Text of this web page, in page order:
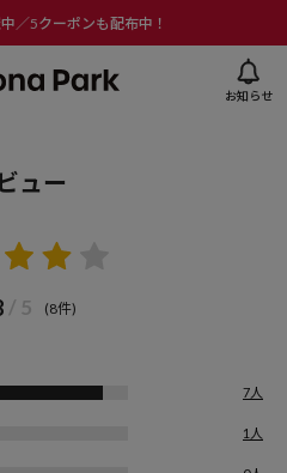
／5クーポンも配布中！
お知らせ
ュー
/ 5 (8件)
7人
1人